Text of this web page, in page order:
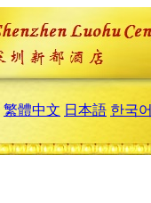
繁體中文 日本語 한국어